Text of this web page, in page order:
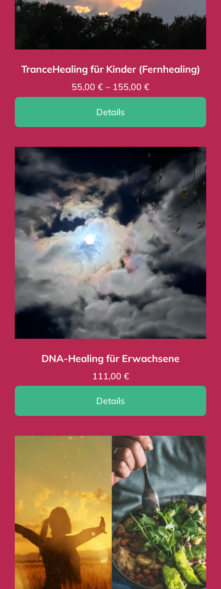
TranceHealing für Kinder (Fernhealing)
55,00 € – 155,00 €
Details
DNA-Healing für Erwachsene
111,00 €
Details